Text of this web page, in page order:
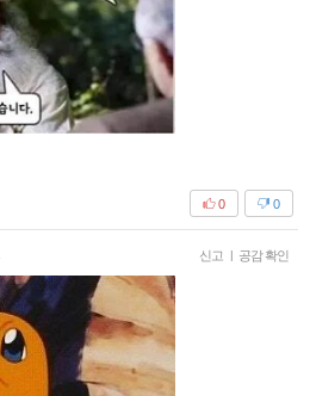
0
0
신고 | 공감 확인